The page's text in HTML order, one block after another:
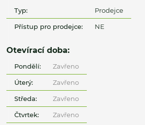
Typ: Prodejce
Přístup pro prodejce: NE
Otevírací doba:
Pondělí: Zavřeno
Úterý: Zavřeno
Středa: Zavřeno
Čtvrtek: Zavřeno